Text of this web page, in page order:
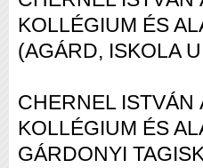
KOLLÉGIUM ÉS
(AGÁRD, ISKOLA
CHERNEL ISTVÁN
KOLLÉGIUM ÉS
GÁRDONYI